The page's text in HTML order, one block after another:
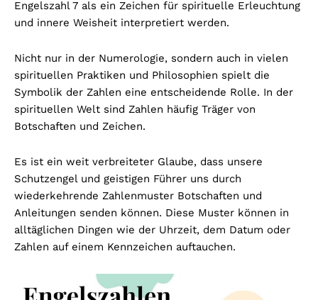
Engelszahl 7 als ein Zeichen für spirituelle Erleuchtung
und innere Weisheit interpretiert werden.
Nicht nur in der Numerologie, sondern auch in vielen
spirituellen Praktiken und Philosophien spielt die
Symbolik der Zahlen eine entscheidende Rolle. In der
spirituellen Welt sind Zahlen häufig Träger von
Botschaften und Zeichen.
Es ist ein weit verbreiteter Glaube, dass unsere
Schutzengel und geistigen Führer uns durch
wiederkehrende Zahlenmuster Botschaften und
Anleitungen senden können. Diese Muster können in
alltäglichen Dingen wie der Uhrzeit, dem Datum oder
Zahlen auf einem Kennzeichen auftauchen.